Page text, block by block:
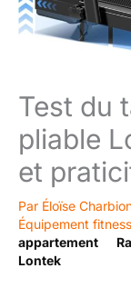
Test du
pliable
et
Par Éloïse
Équipement fitness
appartement
Lontek